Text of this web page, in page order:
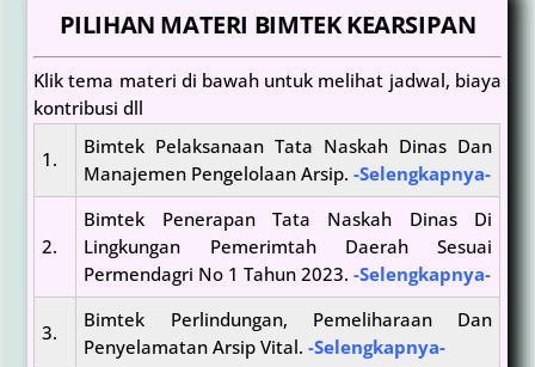
PILIHAN MATERI BIMTEK KEARSIPAN
Klik tema materi di bawah untuk melihat jadwal, biaya
kontribusi dll
1.
Bimtek Pelaksanaan Tata Naskah Dinas Dan
Manajemen Pengelolaan Arsip.-Selengkapnya-
2.
Bimtek Penerapan Tata Naskah Dinas Di
Lingkungan Pemerimtah Daerah Sesuai
Permendagri No 1 Tahun 2023.-Selengkapnya-
3.
Bimtek Perlindungan, Pemeliharaan Dan
Penyelamatan Arsip Vital.-Selengkapnya-